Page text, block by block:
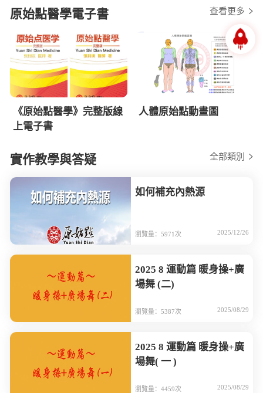
原始點醫學電子書 查看更多
《原始點醫學》完整版線
上電子書
人體原始點動畫圖
實作教學與答疑 全部類別
如何補充內熱源
瀏覽量：5971次 2025/12/26
2025 8 運動篇 暖身操+廣
場舞 (二)
瀏覽量：5387次 2025/08/29
2025 8 運動篇 暖身操+廣
場舞( 一 )
瀏覽量：4459次 2025/08/29